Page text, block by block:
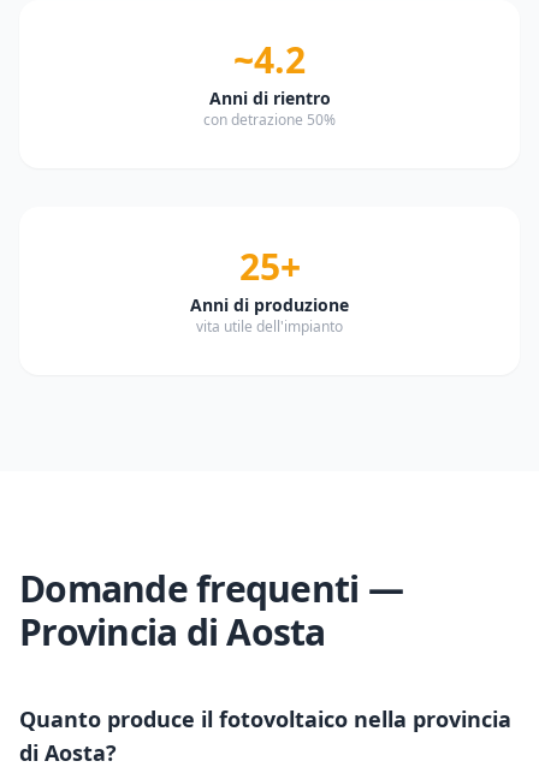
~4.2
Anni di rientro
con detrazione 50%
25+
Anni di produzione
vita utile dell'impianto
Domande frequenti —
Provincia diAosta
Quanto produce il fotovoltaico nella provincia
di Aosta?